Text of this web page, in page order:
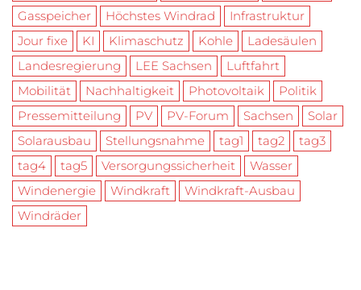
Gasspeicher
Höchstes Windrad
Infrastruktur
Jour fixe
KI Klimaschutz Kohle
Ladesäulen
Landesregierung
LEE Sachsen
Luftfahrt
Mobilität
Nachhaltigkeit Photovoltaik
Politik
Pressemitteilung
PV PV-Forum Sachsen
Solar
Solarausbau
Stellungsnahme tag1 tag2
tag3
tag4
tag5 Versorgungssicherheit
Wasser
Windenergie
Windkraft
Windkraft-Ausbau
Windräder